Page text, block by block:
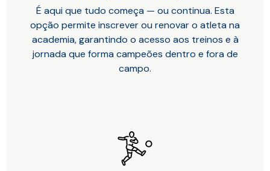
É aqui que tudo começa — ou continua. Esta
opção permite inscrever ou renovar o atleta na
academia, garantindo o acesso aos treinos e à
jornada que forma campeões dentro e fora de
campo.